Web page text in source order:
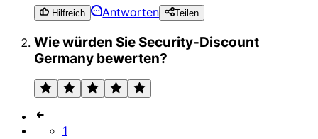
Hilfreich Antworten Teilen
Wie würden Sie Security-Discount
Germany bewerten?
1